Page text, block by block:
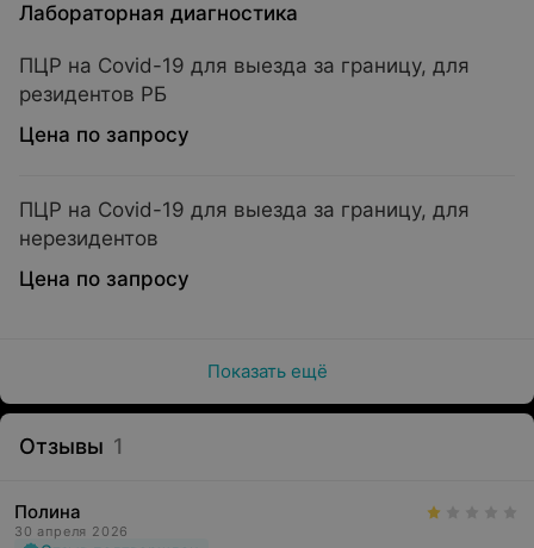
Лабораторная диагностика
ПЦР на Covid-19 для выезда за границу, для
резидентов РБ
Цена по запросу
ПЦР на Covid-19 для выезда за границу, для
нерезидентов
Цена по запросу
Показать ещё
Отзывы 1
Полина
30 апреля 2026